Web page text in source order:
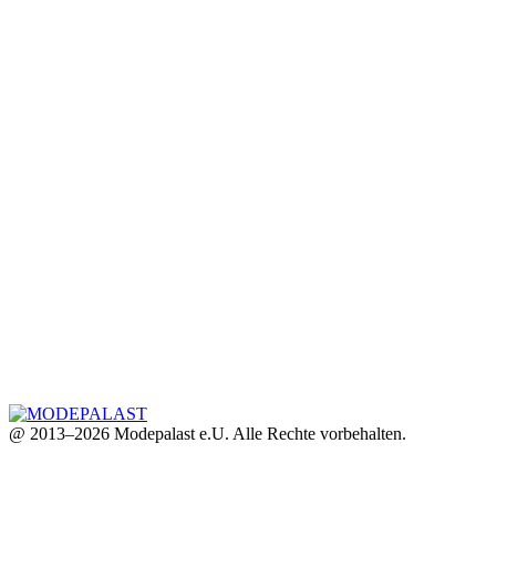
@ 2013–2026 Modepalast e.U. Alle Rechte vorbehalten.